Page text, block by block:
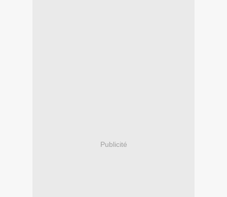
Publicité